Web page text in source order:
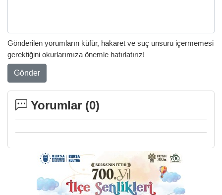
Gönderilen yorumların küfür, hakaret ve suç unsuru içermemesi
gerektiğini okurlarımıza önemle hatırlatırız!
Gönder
Yorumlar (0)